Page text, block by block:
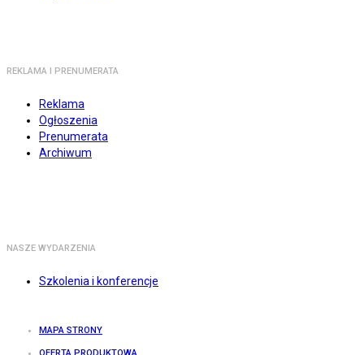
REKLAMA I PRENUMERATA
Reklama
Ogłoszenia
Prenumerata
Archiwum
NASZE WYDARZENIA
Szkolenia i konferencje
MAPA STRONY